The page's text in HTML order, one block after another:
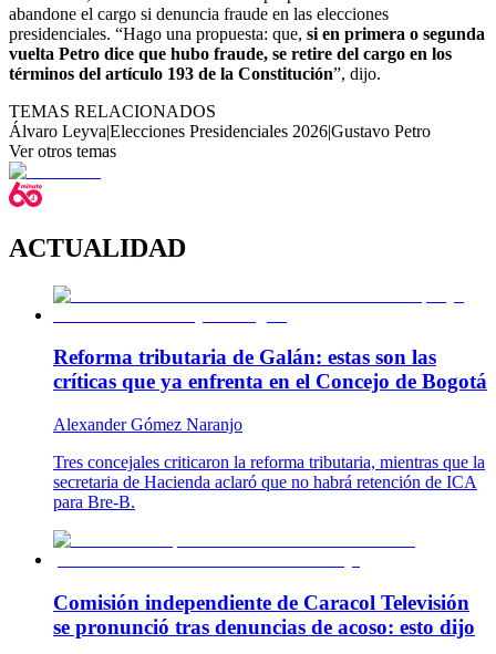
abandone el cargo si denuncia fraude en las elecciones
presidenciales. “Hago una propuesta: que, si en primera o segunda
vuelta Petro dice que hubo fraude, se retire del cargo en los
términos del artículo 193 de la Constitución”, dijo.
TEMAS RELACIONADOS
Álvaro Leyva|Elecciones Presidenciales 2026|Gustavo Petro
Ver otros temas
ACTUALIDAD
Reforma tributaria de Galán: estas son las
críticas que ya enfrenta en el Concejo de Bogotá
Alexander Gómez Naranjo
Tres concejales criticaron la reforma tributaria, mientras que la
secretaria de Hacienda aclaró que no habrá retención de ICA
para Bre-B.
Comisión independiente de Caracol Televisión
se pronunció tras denuncias de acoso: esto dijo